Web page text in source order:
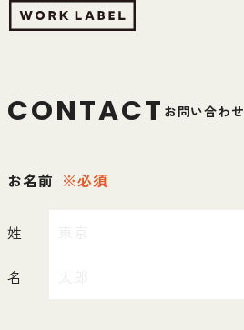
CONTACT お問い合わせ
お名前 ※必須
姓
名